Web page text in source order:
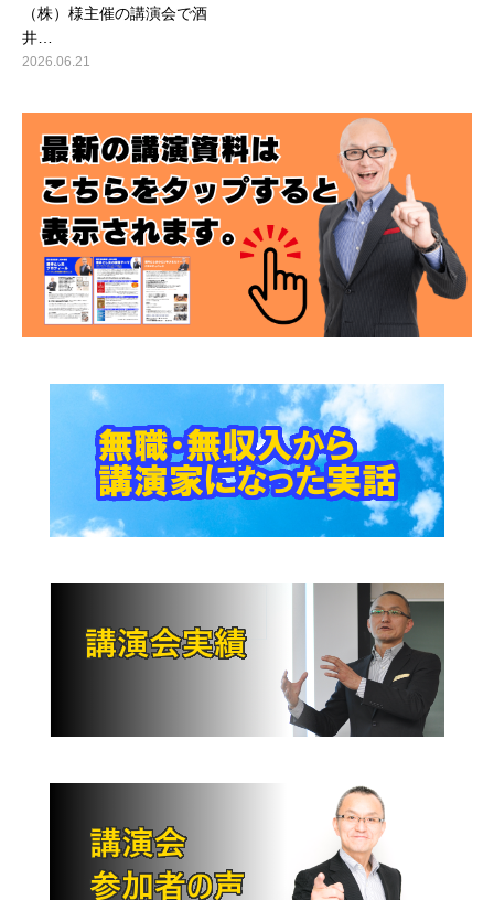
（株）様主催の講演会で酒
井…
2026.06.21